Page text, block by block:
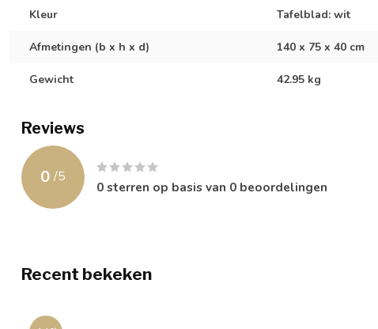
Kleur Tafelblad: wit
Afmetingen (b x h x d) 140 x 75 x 40 cm
Gewicht 42.95 kg
Reviews
0 /5
0sterren op basis van 0 beoordelingen
Recent bekeken